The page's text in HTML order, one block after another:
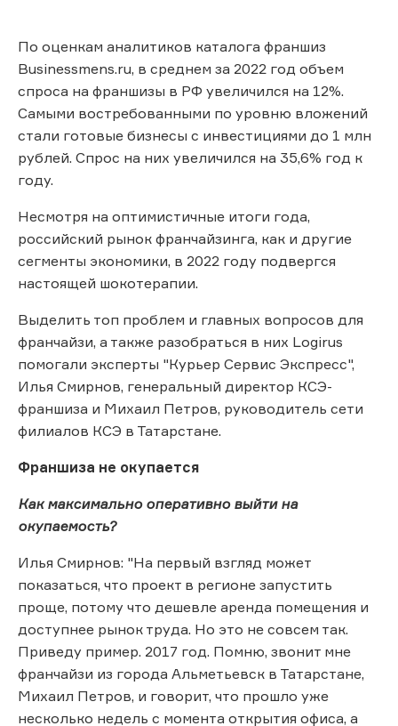
По оценкам аналитиков каталога франшиз
Businessmens.ru, в среднем за 2022 год объем
спроса на франшизы в РФ увеличился на 12%.
Самыми востребованными по уровню вложений
стали готовые бизнесы с инвестициями до 1 млн
рублей. Спрос на них увеличился на 35,6% год к
году.
Несмотря на оптимистичные итоги года,
российский рынок франчайзинга, как и другие
сегменты экономики, в 2022 году подвергся
настоящей шокотерапии.
Выделить топ проблем и главных вопросов для
франчайзи, а также разобраться в них Logirus
помогали эксперты "Курьер Сервис Экспресс",
Илья Смирнов, генеральный директор КСЭ-
франшиза и Михаил Петров, руководитель сети
филиалов КСЭ в Татарстане.
Франшиза не окупается
Как максимально оперативно выйти на
окупаемость?
Илья Смирнов: "На первый взгляд может
показаться, что проект в регионе запустить
проще, потому что дешевле аренда помещения и
доступнее рынок труда. Но это не совсем так.
Приведу пример. 2017 год. Помню, звонит мне
франчайзи из города Альметьевск в Татарстане,
Михаил Петров, и говорит, что прошло уже
несколько недель с момента открытия офиса, а